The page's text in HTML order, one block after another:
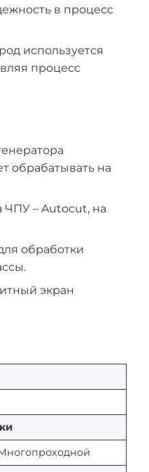
в процесс
используется
процесс
обрабатывать на
ЧПУ – Autocut, на
обработки
экран